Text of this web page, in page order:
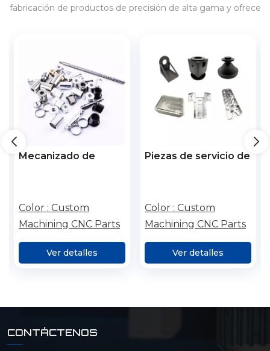
fabricación de productos de precisión de alta gama y ofrece
Piezas de servicio de
Color : Custom
Machining CNC Parts
Ver detalles
Piezas de
de precisión
personalizadas OEM
piezas de maquinaria
central de piezas
Color : Custom
Machining CNC Parts
Ver detalles
CONTÁCTENOS